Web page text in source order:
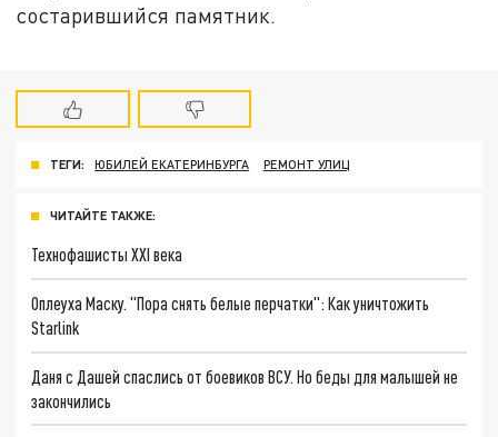
состарившийся памятник.
ТЕГИ: ЮБИЛЕЙ ЕКАТЕРИНБУРГА РЕМОНТ УЛИЦ
ЧИТАЙТЕ ТАКЖЕ:
Технофашисты XXI века
Оплеуха Маску. "Пора снять белые перчатки": Как уничтожить
Starlink
Даня с Дашей спаслись от боевиков ВСУ. Но беды для малышей не
закончились